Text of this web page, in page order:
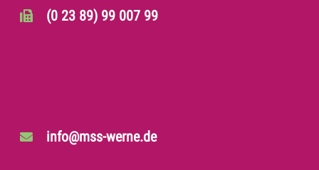
(0 23 89) 99 007 99
info@mss-werne.de